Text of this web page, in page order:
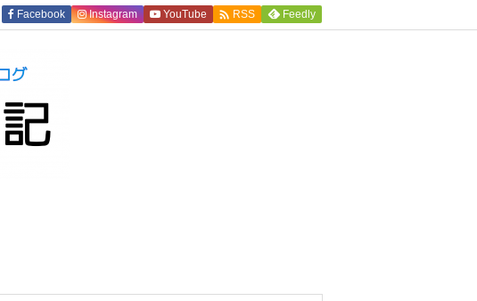
Facebook Instagram YouTube  RSS Feedly